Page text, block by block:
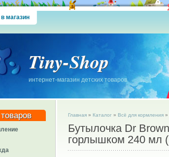
магазин
Tiny-Shop
интернет-магазин детских товаров
Главная» Каталог» Всё для кормления»
Бутылочка Dr
горлышком 240 мл